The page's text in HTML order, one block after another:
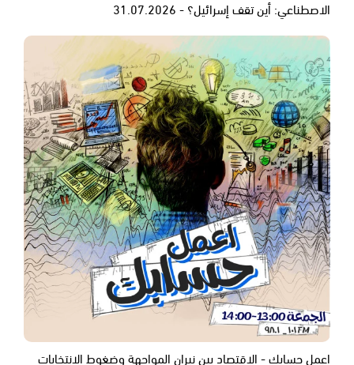
الاصطناعي: أين تقف إسرائيل؟ - 31.07.2026
اعمل حسابك - الاقتصاد بين نيران المواجهة وضغوط الانتخابات